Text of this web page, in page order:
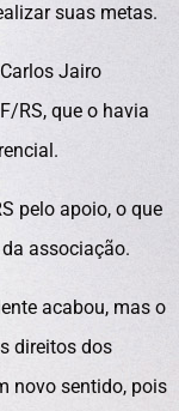
suas metas.
Jairo
RS, que o havia
pelo apoio, o que
associação.
acabou, mas o
direitos dos
novo sentido, pois